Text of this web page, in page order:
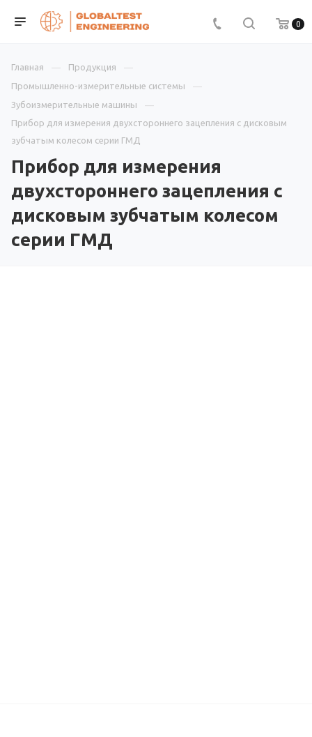
0
Главная
Продукция
Промышленно-измерительные системы
Зубоизмерительные машины
Прибор для измерения двухстороннего зацепления с дисковым
зубчатым колесом серии ГМД
Прибор для измерения
двухстороннего зацепления с
дисковым зубчатым колесом
серии ГМД